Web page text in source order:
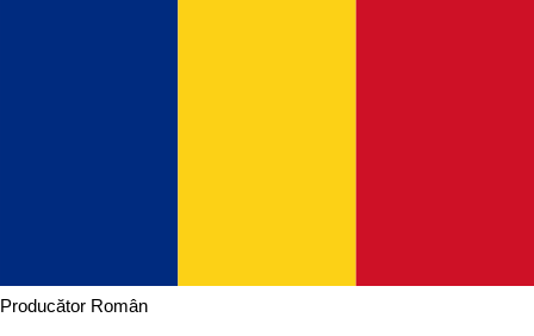
Producător Român